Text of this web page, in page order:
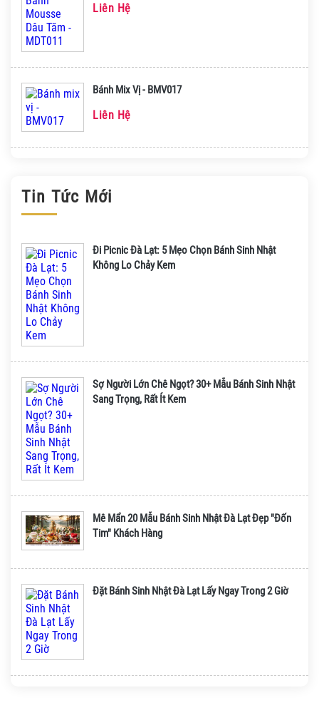
Liên Hệ
Bánh Mix Vị - BMV017
Liên Hệ
Tin Tức Mới
Đi Picnic Đà Lạt: 5 Mẹo Chọn Bánh Sinh Nhật
Không Lo Chảy Kem
Sợ Người Lớn Chê Ngọt? 30+ Mẫu Bánh Sinh Nhật
Sang Trọng, Rất Ít Kem
Mê Mẩn 20 Mẫu Bánh Sinh Nhật Đà Lạt Đẹp "Đốn
Tim" Khách Hàng
Đặt Bánh Sinh Nhật Đà Lạt Lấy Ngay Trong 2 Giờ